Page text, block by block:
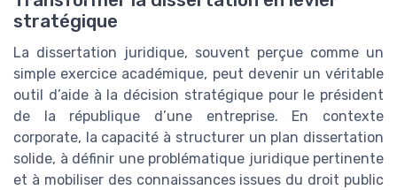
stratégique
La dissertation juridique, souvent perçue comme un
simple exercice académique, peut devenir un véritable
outil d’aide à la décision stratégique pour le président
de la république d’une entreprise. En contexte
corporate, la capacité à structurer un plan dissertation
solide, à définir une problématique juridique pertinente
et à mobiliser des connaissances issues du droit public